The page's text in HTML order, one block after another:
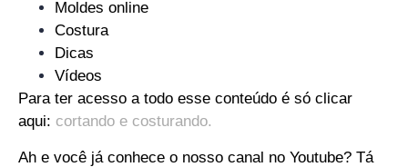
Moldes online
Costura
Dicas
Vídeos
Para ter acesso a todo esse conteúdo é só clicar
aqui: cortando e costurando.
Ah e você já conhece o nosso canal no Youtube? Tá